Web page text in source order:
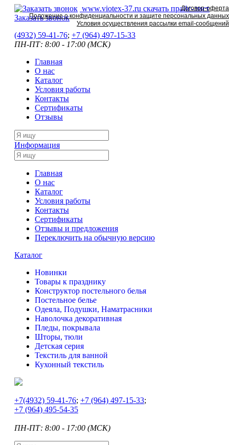
www.viotex-37.ru скачать прайс-лист
Заказать звонок
(4932) 59-41-76; +7 (964) 497-15-33
ПН-ПТ: 8:00 - 17:00 (МСК)
Главная
О нас
Каталог
Условия работы
Контакты
Сертификаты
Отзывы
Информация
Главная
О нас
Каталог
Условия работы
Контакты
Сертификаты
Отзывы и предложения
Переключить на обычную версию
Каталог
Новинки
Товары к празднику
Конструктор постельного белья
Постельное белье
Одеяла, Подушки, Наматрасники
Наволочка декоративная
Пледы, покрывала
Шторы, тюли
Детская серия
Текстиль для ванной
Кухонный текстиль
+7(4932) 59-41-76; +7 (964) 497-15-33;
+7 (964) 495-54-35
ПН-ПТ: 8:00 - 17:00 (МСК)
Договор-оферта
Положение о конфиденциальности и защите персональных данных
Условия осуществления рассылки email-сообщений